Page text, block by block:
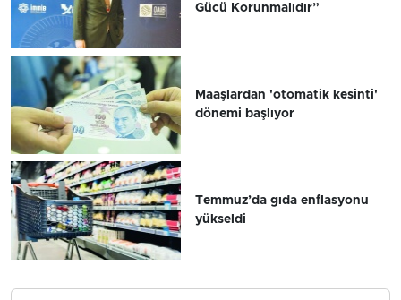
Gücü Korunmalıdır”
Maaşlardan 'otomatik kesinti'
dönemi başlıyor
Temmuz’da gıda enflasyonu
yükseldi